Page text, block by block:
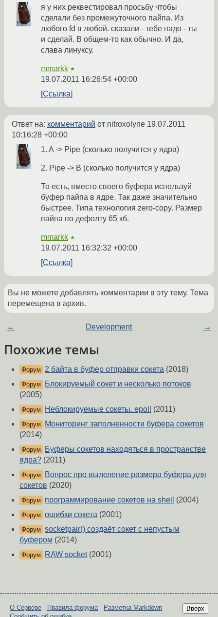
я у них реквестировал просьбу чтобы
сделали без промежуточного пайпа. Из
любого fd в любой. сказали - тебе надо - ты
и сделай. В общем-то как обычно. И да,
слава линуксу.
mmarkk ★
19.07.2011 16:26:54 +00:00
Ссылка
Ответ на: комментарий от nitroxolyne 19.07.2011
10:16:28 +00:00
1. A -> Pipe (сколько получится у ядра)
2. Pipe -> B (сколько получится у ядра)
То есть, вместо своего буфера используй
буфер пайпа в ядре. Так даже значительно
быстрее. Типа технология zero-copy. Размер
пайпа по дефолту 65 кб.
mmarkk ★
19.07.2011 16:32:32 +00:00
Ссылка
Вы не можете добавлять комментарии в эту тему. Тема
перемещена в архив.
← Development →
Похожие темы
Форум 2 байта в буфер отправки сокета (2018)
Форум
Блокируемый сокет и несколько потоков
(2005)
Форум Неблокируемые сокеты. epoll (2011)
Форум
Мониторинг заполненности буфера сокетов
(2014)
Форум
Буферы сокетов находяться в пространстве
ядра? (2011)
Форум
Вопрос про выделение размера буфера для
сокетов (2020)
Форум программирование сокетов на shell (2004)
Форум ошибки сокета (2001)
Форум socketpair() создаёт сокет с непустым
буфером (2014)
Форум RAW socket(2001)
Вверх
О Сервере - Правила форума- Разметка Markdown